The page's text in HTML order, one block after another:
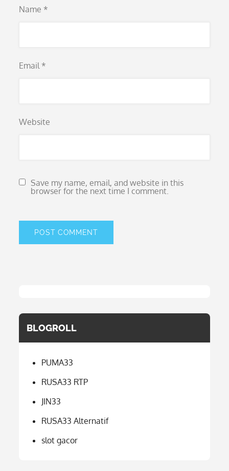
Name *
Email *
Website
Save my name, email, and website in this
browser for the next time I comment.
BLOGROLL
PUMA33
RUSA33 RTP
JIN33
RUSA33 Alternatif
slot gacor